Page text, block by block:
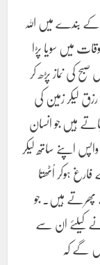
بندے میں اللہ
میں سویا پڑا
کی نماز پڑھ کر
لیکر زمین کی
ہیں جو انسان
اپنے ساتھ لیکر
ہوکر اُٹھتا
ہیں۔ جو
کیلئے ان سے
گے کہ